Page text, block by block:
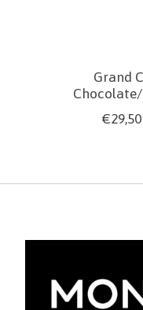
Grand
€29,50